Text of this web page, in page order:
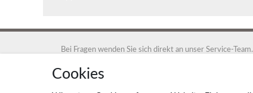
Bei Fragen wenden Sie sich direkt an unser Service-Team.
+49 40 88 35 12 95
Cookies